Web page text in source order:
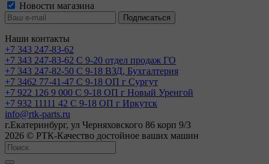
Новости магазина
Наши контакты
+7 343 247-83-62
+7 343 247-83-62 С 9-20 отдел продаж ГО
+7 343 247-82-50 С 9-18 ВЗД, Бухгалтерия
+7 3462 77-41-47 С 9-18 ОП г Сургут
+7 922 126 9 000 С 9-18 ОП г Новый Уренгой
+7 932 11111 42 С 9-18 ОП г Иркутск
info@rtk-parts.ru
г.Екатеринбург, ул Черняховского 86 корп 9/3
2026 © РТК-Качество достойное ваших машин